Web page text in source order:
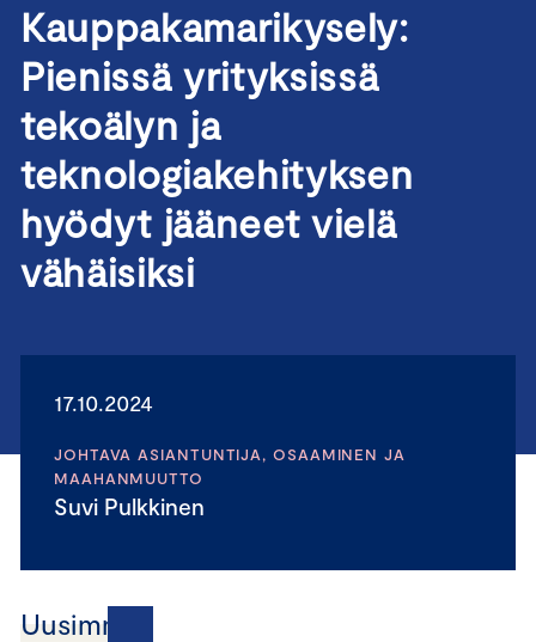
Kauppakamarikysely:
Pienissä yrityksissä
tekoälyn ja
teknologiakehityksen
hyödyt jääneet vielä
vähäisiksi
17.10.2024
JOHTAVA ASIANTUNTIJA, OSAAMINEN JA
MAAHANMUUTTO
Suvi Pulkkinen
Uusimmat